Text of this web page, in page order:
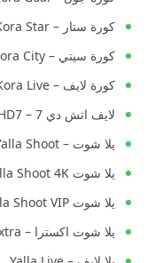
كورة ستار – Kora Star
كورة سيتي – Kora City
كورة لايف – Kora Live
لايف اتش دي 7 – LiveHD7
يلا شوت – Yalla Shoot
يلا شوت 4K – Yalla Shoot 4K
يلا شوت VIP – Yalla Shoot VIP
يلا شوت اكسترا – Yalla Shoot Extra